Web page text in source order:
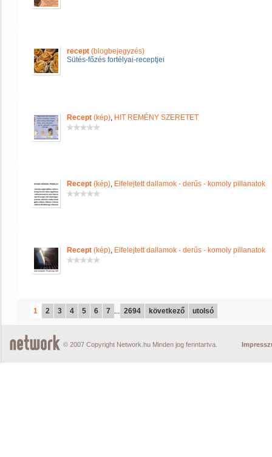
recept (blogbejegyzés)
Sütés-főzés fortélyai-receptjei
Recept (kép), HIT REMÉNY SZERETET
Recept (kép), Elfelejtett dallamok - derűs - komoly pillanatok
Recept (kép), Elfelejtett dallamok - derűs - komoly pillanatok
1 2 3 4 5 6 7 ... 2694 következő utolsó
© 2007 Copyright Network.hu Minden jog fenntartva.